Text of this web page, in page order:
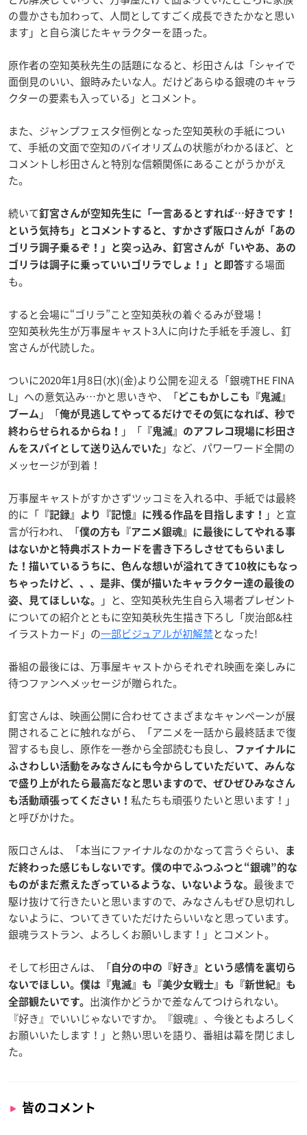
の豊かさも加わって、人間としてすごく成長できたかなと思い
ます」と自ら演じたキャラクターを語った。
原作者の空知英秋先生の話題になると、杉田さんは「シャイで
面倒見のいい、銀時みたいな人。だけどあらゆる銀魂のキャラ
クターの要素も入っている」とコメント。
また、ジャンプフェスタ恒例となった空知英秋の手紙につい
て、手紙の文面で空知のバイオリズムの状態がわかるほど、と
コメントし杉田さんと特別な信頼関係にあることがうかがえ
た。
続いて釘宮さんが空知先生に「一言あるとすれば…好きです！
という気持ち」とコメントすると、すかさず阪口さんが「あの
ゴリラ調子乗るぞ！」と突っ込み、釘宮さんが「いやあ、あの
ゴリラは調子に乗っていいゴリラでしょ！」と即答する場面
も。
すると会場に“ゴリラ”こと空知英秋の着ぐるみが登場！
空知英秋先生が万事屋キャスト3人に向けた手紙を手渡し、釘
宮さんが代読した。
ついに2020年1月8日(水)(金)より公開を迎える「銀魂THE FINA
L」への意気込み…かと思いきや、「どこもかしこも『鬼滅』
ブーム 」「俺が見逃してやってるだけでその気になれば、秒で
終わらせられるからね！
」「 『鬼滅』のアフレコ現場に杉田さ
んをスパイとして送り込んでいた 」など、パワーワード全開の
メッセージが到着！
万事屋キャストがすかさずツッコミを入れる中、手紙では最終
的に「 『記録』より『記憶』に残る作品を目指します！
」と宣
言が行われ、「僕の方も『アニメ銀魂』に最後にしてやれる事
はないかと特典ポストカードを書き下ろしさせてもらいまし
た！描いているうちに、色んな想いが溢れてきて10枚にもなっ
ちゃったけど、、、是非、僕が描いたキャラクター達の最後の
姿、見てほしいな。
」と、空知英秋先生自ら入場者プレゼント
についての紹介とともに空知英秋先生描き下ろし「炭治郎&柱
イラストカード」の一部ビジュアルが初解禁となった!
番組の最後には、万事屋キャストからそれぞれ映画を楽しみに
待つファンへメッセージが贈られた。
釘宮さんは、映画公開に合わせてさまざまなキャンペーンが展
開されることに触れながら、「アニメを一話から最終話まで復
習するも良し、原作を一巻から全部読むも良し、
ファイナルに
ふさわしい活動をみなさんにも今からしていただいて、みんな
で盛り上がれたら最高だなと思いますので、ぜひぜひみなさん
も活動頑張ってください！ 私たちも頑張りたいと思います！」
と呼びかけた。
阪口さんは、「本当にファイナルなのかなって言うぐらい、
ま
だ終わった感じもしないです。僕の中でふつふつと“銀魂”的な
ものがまだ煮えたぎっているような、いないような。 最後まで
駆け抜けて行きたいと思いますので、みなさんもぜひ息切れし
ないように、ついてきていただけたらいいなと思っています。
銀魂ラストラン、よろしくお願いします！」とコメント。
そして杉田さんは、「自分の中の『好き』という感情を裏切ら
ないでほしい。僕は『鬼滅』も『美少女戦士』も『新世紀』も
全部観たいです。 出演作かどうかで差なんてつけられない。
『好き』でいいじゃないですか。『銀魂』、今後ともよろしく
お願いいたします！」と熱い思いを語り、番組は幕を閉じまし
た。
皆のコメント